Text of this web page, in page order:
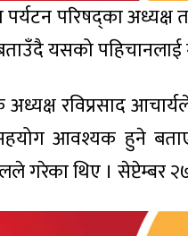
परिषद्का
बताउँदै यसको
रविप्रसाद
आवश्यक हुने बताए
गरेका थिए । सेप्टेम्बर